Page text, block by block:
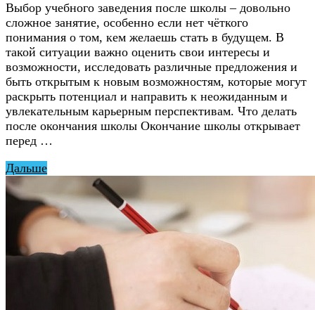
Выбор учебного заведения после школы – довольно
сложное занятие, особенно если нет чёткого
понимания о том, кем желаешь стать в будущем. В
такой ситуации важно оценить свои интересы и
возможности, исследовать различные предложения и
быть открытым к новым возможностям, которые могут
раскрыть потенциал и направить к неожиданным и
увлекательным карьерным перспективам. Что делать
после окончания школы Окончание школы открывает
перед …
Дальше